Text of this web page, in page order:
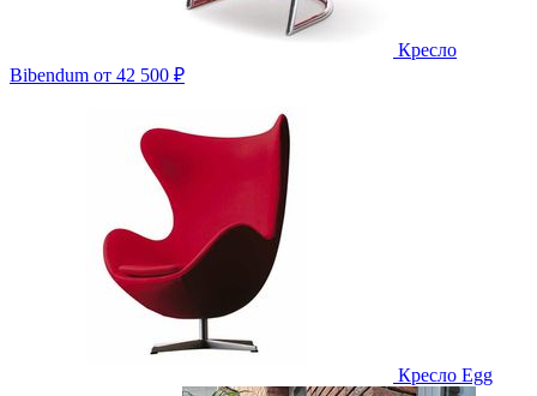
Кресло
Bibendum от 42 500 ₽
Кресло Egg